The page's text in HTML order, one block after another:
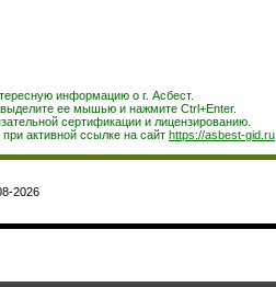
информацию о г. Асбест.
ее мышью и нажмите Ctrl+Enter.
сертификации и лицензированию.
активной ссылке на сайт https://asbest-gid.ru
2026